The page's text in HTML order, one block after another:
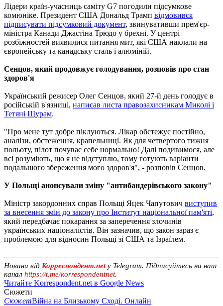
Лідери країн-учасниць саміту G7 погодили підсумкове
комюніке. Президент США Дональд Трамп відмовився
підписувати підсумковий документ, звинувативши прем'єр-
міністра Канади Джастіна Трюдо у брехні. У центрі
розбіжностей виявилися питання мит, які США наклали на
європейську та канадську сталь і алюміній.
Сенцов, який продовжує голодування, розповів про стан
здоров'я
Український режисер Олег Сенцов, який 27-й день голодує в
російській в'язниці, написав листа правозахисникам Миколі і
Тетяні Щурам.
"Про мене тут добре піклуються. Лікар обстежує постійно,
аналізи, обстеження, крапельниці. Як для четвертого тижня
польоту, пілот почуває себе нормально! Далі подивимося, але
всі розуміють, що я не відступлю, тому готують варіанти
подальшого збереження мого здоров'я", - розповів Сенцов.
У Польщі анонсували зміну "антибандерівського закону"
Міністр закордонних справ Польщі Яцек Чапутович виступив
за внесення змін до закону про Інститут національної пам'яті,
який передбачає покарання за заперечення злочинів
українських націоналістів. Він зазначив, що закон зараз є
проблемою для відносин Польщі зі США та Ізраїлем.
Новини від Корреспондент.netу Telegram. Підписуйтесь на наш
канал https://t.me/korrespondentnet.
Читайте Korrespondent.net в Google News
Сюжети
СюжетВійна на Близькому Сході. Онлайн